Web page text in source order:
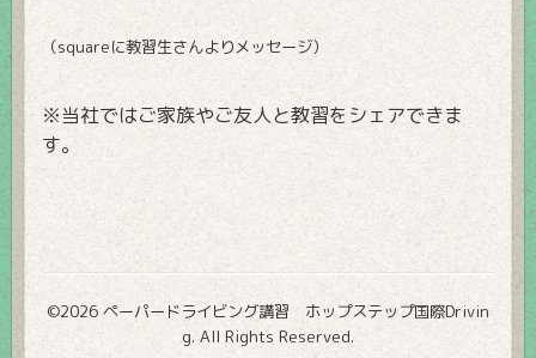
（squareに教習生さんよりメッセージ）
※当社ではご家族やご友人と教習をシェアできま
す。
©2026 ペーパードライビング講習 ホップステップ国際Drivin
g. All Rights Reserved.